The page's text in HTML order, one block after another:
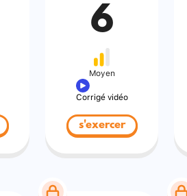
6
Moyen
Corrigé vidéo
s'exercer